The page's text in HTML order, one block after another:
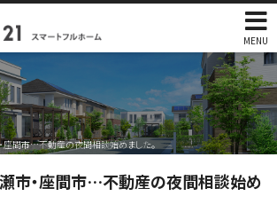
MENU
座間市…不動産の夜間相談始めました。
市・座間市…不動産の夜間相談始め